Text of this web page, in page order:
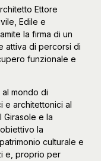
Ettore
Edile e
la firma di un
attiva di percorsi di
funzionale e
mondo di
e architettonici al
Girasole e la
la
culturale e
e, proprio per